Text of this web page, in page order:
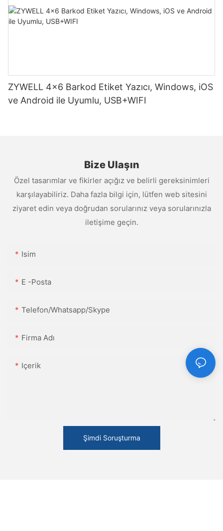
ZYWELL 4x6 Barkod Etiket Yazıcı, Windows, iOS
ve Android ile Uyumlu, USB+WIFI
Bize Ulaşın
Özel tasarımlar ve fikirler açığız ve belirli gereksinimleri
karşılayabiliriz. Daha fazla bilgi için, lütfen web sitesini
ziyaret edin veya doğrudan sorularınız veya sorularınızla
iletişime geçin.
Isim
E -posta
Telefon/Whatsapp/Skype
Firma Adı
Içerik
Şimdi Soruşturma